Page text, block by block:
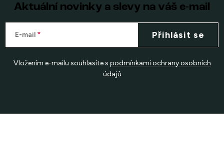
Aktuální novinky a slevy na váš e-mail
E-mail
Vložením e-mailu souhlasíte s podmínkami ochrany osobních
údajů
Přihlásit se